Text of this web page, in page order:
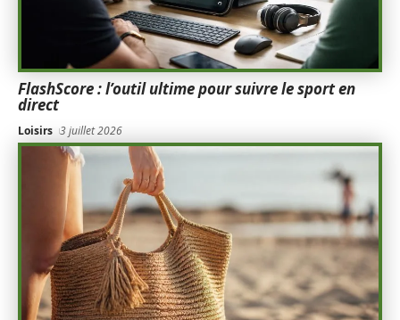
FlashScore : l’outil ultime pour suivre le sport en
direct
Loisirs 3 juillet 2026